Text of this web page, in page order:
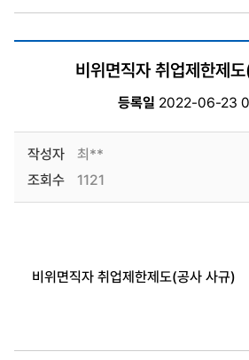
비위면직자 취업제한제
등록일 2022-06-23
작성자
최**
조회수
1121
비위면직자 취업제한제도(공사 사규)